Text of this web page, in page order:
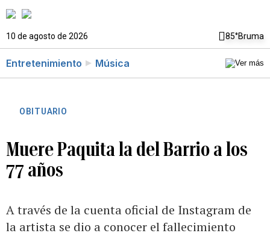
10 de agosto de 2026 85°Bruma
Entretenimiento Música
OBITUARIO
Muere Paquita la del Barrio a los
77 años
A través de la cuenta oficial de Instagram de
la artista se dio a conocer el fallecimiento